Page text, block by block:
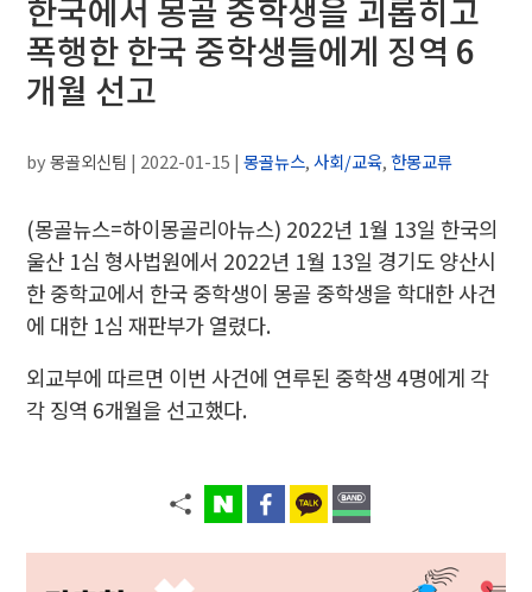
한국에서 몽골 중학생을 괴롭히고
폭행한 한국 중학생들에게 징역 6
개월 선고
by몽골외신팀 | 2022-01-15 |몽골뉴스,사회/교육,한몽교류
(몽골뉴스=하이몽골리아뉴스) 2022년 1월 13일 한국의
울산 1심 형사법원에서 2022년 1월 13일 경기도 양산시
한 중학교에서 한국 중학생이 몽골 중학생을 학대한 사건
에 대한 1심 재판부가 열렸다.
외교부에 따르면 이번 사건에 연루된 중학생 4명에게 각
각 징역 6개월을 선고했다.